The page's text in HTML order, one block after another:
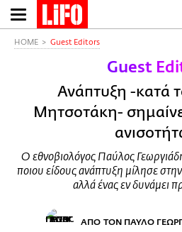
Παράκαμψη
προς
HOME Guest Editors
Guest
Ανάπτυξη -κατά
Μητσοτάκη-
Ο εθνοβιολόγος Παύλος
ποιου είδους ανάπτυξη μίλησε
αλλά ένας εν δυνάμει
ΑΠΟ ΤΟΝ ΠΑΥΛΟ